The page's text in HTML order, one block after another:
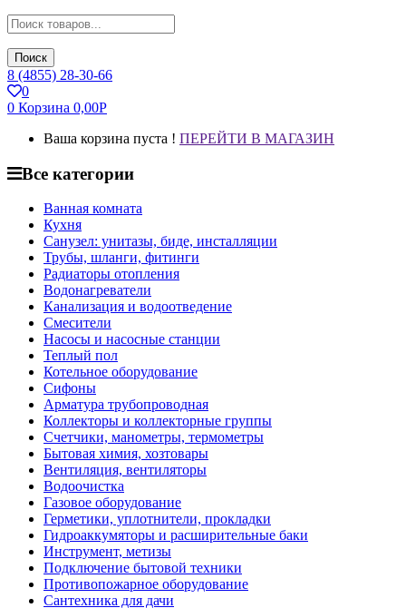
Поиск
8 (4855) 28-30-66
0
0 Корзина 0,00Р
Ваша корзина пуста ! ПЕРЕЙТИ В МАГАЗИН
Все категории
Ванная комната
Кухня
Санузел: унитазы, биде, инсталляции
Трубы, шланги, фитинги
Радиаторы отопления
Водонагреватели
Канализация и водоотведение
Смесители
Насосы и насосные станции
Теплый пол
Котельное оборудование
Сифоны
Арматура трубопроводная
Коллекторы и коллекторные группы
Счетчики, манометры, термометры
Бытовая химия, хозтовары
Вентиляция, вентиляторы
Водоочистка
Газовое оборудование
Герметики, уплотнители, прокладки
Гидроаккумяторы и расширительные баки
Инструмент, метизы
Подключение бытовой техники
Противопожарное оборудование
Сантехника для дачи